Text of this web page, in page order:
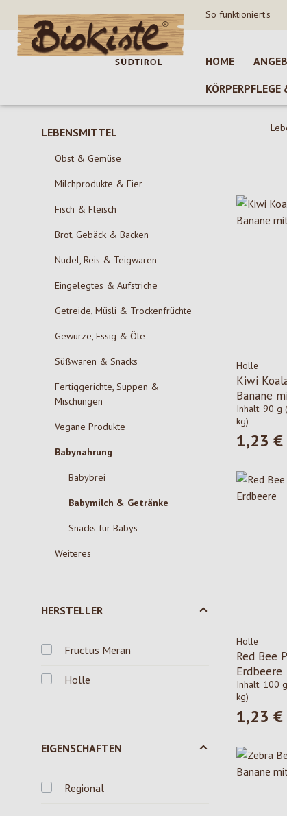
Hauptinhalt springen
Zur Suche springen
Zur Hauptnavigation springen So funktioniert's
HOME
LEBENSMITTEL
Obst & Gemüse
Milchprodukte & Eier
Fisch & Fleisch
Brot, Gebäck & Backen
Nudel, Reis & Teigwaren
Eingelegtes & Aufstriche
Getreide, Müsli & Trockenfrüchte
Gewürze, Essig & Öle
Süßwaren & Snacks
Fertiggerichte, Suppen &
Mischungen
Vegane Produkte
Babynahrung
Babybrei
Babymilch & Getränke
Snacks für Babys
Weiteres
HERSTELLER
Fructus Meran
Holle
EIGENSCHAFTEN
Regional
Holle
Kiwi
Banane
Inhalt: 90 g
kg)
Regulärer
1,23 €
Holle
Red Bee
Erdbeere
Inhalt: 100 g
kg)
Regulärer
1,23 €